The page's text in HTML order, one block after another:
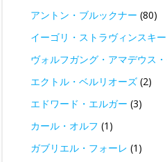
アントン・ブルックナー (80)
イーゴリ・ストラヴィンスキー
ヴォルフガング・アマデウス
エクトル・ベルリオーズ (2)
エドワード・エルガー (3)
カール・オルフ (1)
ガブリエル・フォーレ (1)